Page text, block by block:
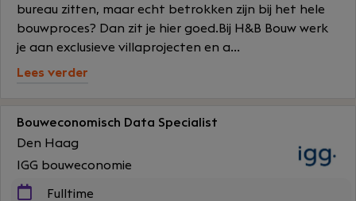
bureau zitten, maar echt betrokken zijn bij het hele
bouwproces? Dan zit je hier goed.Bij H&B Bouw werk
je aan exclusieve villaprojecten en a...
Lees verder
Bouweconomisch Data Specialist
Den Haag
IGG bouweconomie
Fulltime